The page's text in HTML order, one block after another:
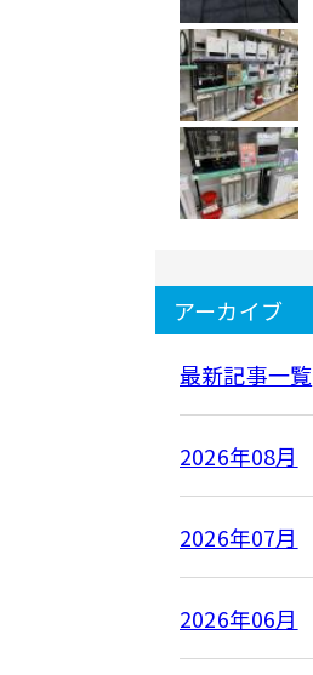
アーカイブ
最新記事一覧
2026年08月
2026年07月
2026年06月